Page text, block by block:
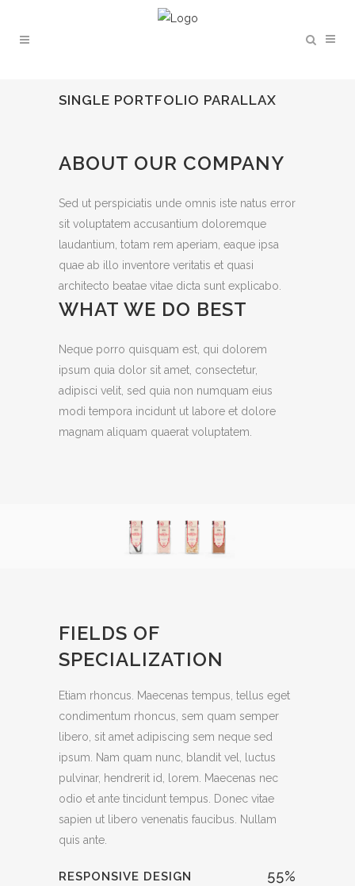
SINGLE PORTFOLIO PARALLAX
ABOUT OUR COMPANY
Sed ut perspiciatis unde omnis iste natus error
sit voluptatem accusantium doloremque
laudantium, totam rem aperiam, eaque ipsa
quae ab illo inventore veritatis et quasi
architecto beatae vitae dicta sunt explicabo.
WHAT WE DO BEST
Neque porro quisquam est, qui dolorem
ipsum quia dolor sit amet, consectetur,
adipisci velit, sed quia non numquam eius
modi tempora incidunt ut labore et dolore
magnam aliquam quaerat voluptatem.
FIELDS OF
SPECIALIZATION
Etiam rhoncus. Maecenas tempus, tellus eget
condimentum rhoncus, sem quam semper
libero, sit amet adipiscing sem neque sed
ipsum. Nam quam nunc, blandit vel, luctus
pulvinar, hendrerit id, lorem. Maecenas nec
odio et ante tincidunt tempus. Donec vitae
sapien ut libero venenatis faucibus. Nullam
quis ante.
RESPONSIVE DESIGN 55%